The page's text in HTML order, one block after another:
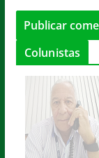
Colunistas